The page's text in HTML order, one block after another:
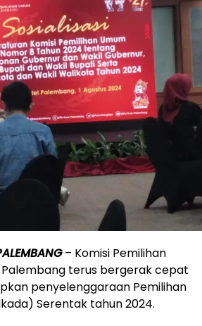
– Komisi Pemilihan
Palembang terus bergerak cepat
penyelenggaraan Pemilihan
Serentak tahun 2024.